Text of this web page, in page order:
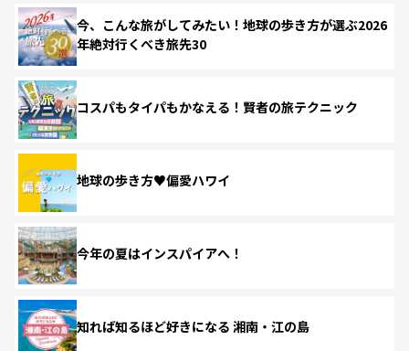
今、こんな旅がしてみたい！地球の歩き方が選ぶ2026
年絶対行くべき旅先30
コスパもタイパもかなえる！賢者の旅テクニック
地球の歩き方♥偏愛ハワイ
今年の夏はインスパイアへ！
知れば知るほど好きになる 湘南・江の島